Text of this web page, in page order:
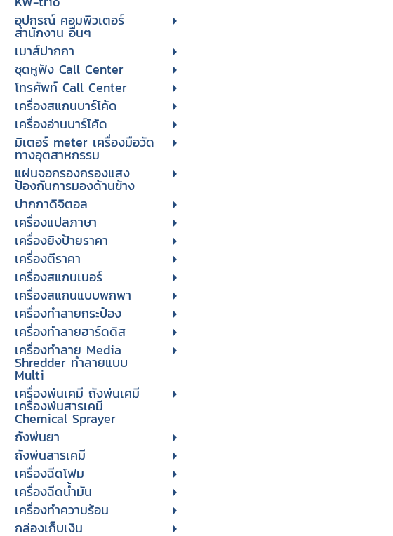
อุปกรณ์ คอมพิวเตอร์
สำนักงาน อื่นๆ
เมาส์ปากกา
ชุดหูฟัง Call Center
โทรศัพท์ Call Center
เครื่องสแกนบาร์โค้ด
เครื่องอ่านบาร์โค้ด
มิเตอร์ meter เครื่องมือวัด
ทางอุตสาหกรรม
แผ่นจอกรองกรองแสง
ป้องกันการมองด้านข้าง
ปากกาดิจิตอล
เครื่องแปลภาษา
เครื่องยิงป้ายราคา
เครื่องตีราคา
เครื่องสแกนเนอร์
เครื่องสแกนแบบพกพา
เครื่องทำลายกระป๋อง
เครื่องทำลายฮาร์ดดิส
เครื่องทำลาย Media
Shredder ทำลายแบบ
Multi
เครื่องพ่นเคมี ถังพ่นเคมี
เครื่องพ่นสารเคมี
Chemical Sprayer
ถังพ่นยา
ถังพ่นสารเคมี
เครื่องฉีดโฟม
เครื่องฉีดน้ำมัน
เครื่องทำความร้อน
กล่องเก็บเงิน